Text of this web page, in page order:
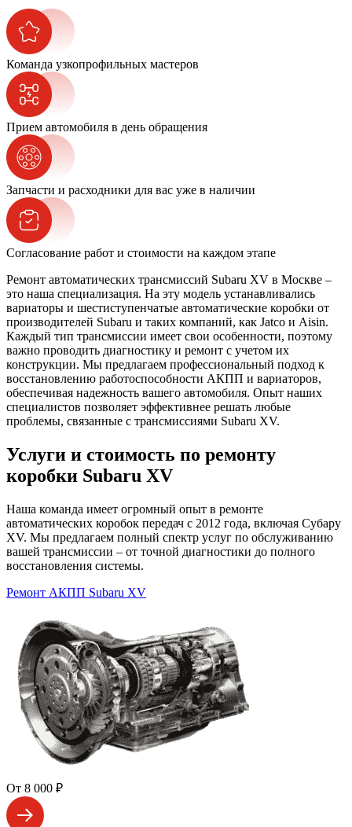
Команда узкопрофильных мастеров
Прием автомобиля в день обращения
Запчасти и расходники для вас уже в наличии
Согласование работ и стоимости на каждом этапе
Ремонт автоматических трансмиссий Subaru XV в Москве –
это наша специализация. На эту модель устанавливались
вариаторы и шестиступенчатые автоматические коробки от
производителей Subaru и таких компаний, как Jatco и Aisin.
Каждый тип трансмиссии имеет свои особенности, поэтому
важно проводить диагностику и ремонт с учетом их
конструкции. Мы предлагаем профессиональный подход к
восстановлению работоспособности АКПП и вариаторов,
обеспечивая надежность вашего автомобиля. Опыт наших
специалистов позволяет эффективнее решать любые
проблемы, связанные с трансмиссиями Subaru XV.
Услуги и стоимость по ремонту
коробки Subaru XV
Наша команда имеет огромный опыт в ремонте
автоматических коробок передач с 2012 года, включая Субару
XV. Мы предлагаем полный спектр услуг по обслуживанию
вашей трансмиссии – от точной диагностики до полного
восстановления системы.
Ремонт АКПП Subaru XV
От 8 000 ₽